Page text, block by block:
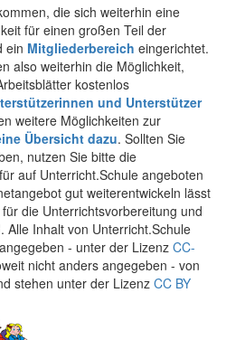
die sich weiterhin eine
für einen großen Teil der
ein Mitgliederbereich eingerichtet.
also weiterhin die Möglichkeit,
kostenlos
und Unterstützer
weitere Möglichkeiten zur
Übersicht dazu. Sollten Sie
nutzen Sie bitte die
auf Unterricht.Schule angeboten
gut weiterentwickeln lässt
die Unterrichtsvorbereitung und
Alle Inhalt von Unterricht.Schule
- unter der Lizenz CC-
nicht anders angegeben - von
stehen unter der Lizenz CC BY